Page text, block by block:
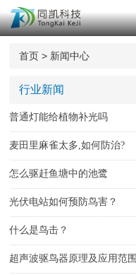
心
工厂参观
同凯优势
ISO资质
专利证书
荣誉资质
客户案例
首页> 新闻中心
行业新闻
普通灯能给植物补光吗
麦田里麻雀太多,如何防治?
怎么驱赶鱼塘中的池鹭
光伏电站如何预防鸟害？
什么是鸟击？
超声波驱鸟器原理及应用范围